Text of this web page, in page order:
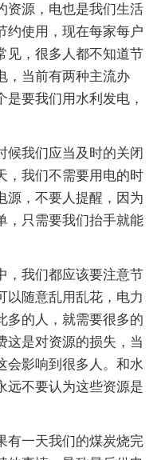
资源，电也是我们生活
约使用，现在每家每户
见，很多人都不知道节
，当前有两种主流办
要我们用水利发电，
候我们应当及时的关闭
，我们不需要用电的时
源，不要人提醒，因为
，只需要我们抬手就能
，我们都应该要注意节
以随意乱用乱花，电力
多的人，就需要很多的
这是对资源的损失，当
会影响到很多人。和水
远不要认为这些资源是
有一天我们的煤炭烧完